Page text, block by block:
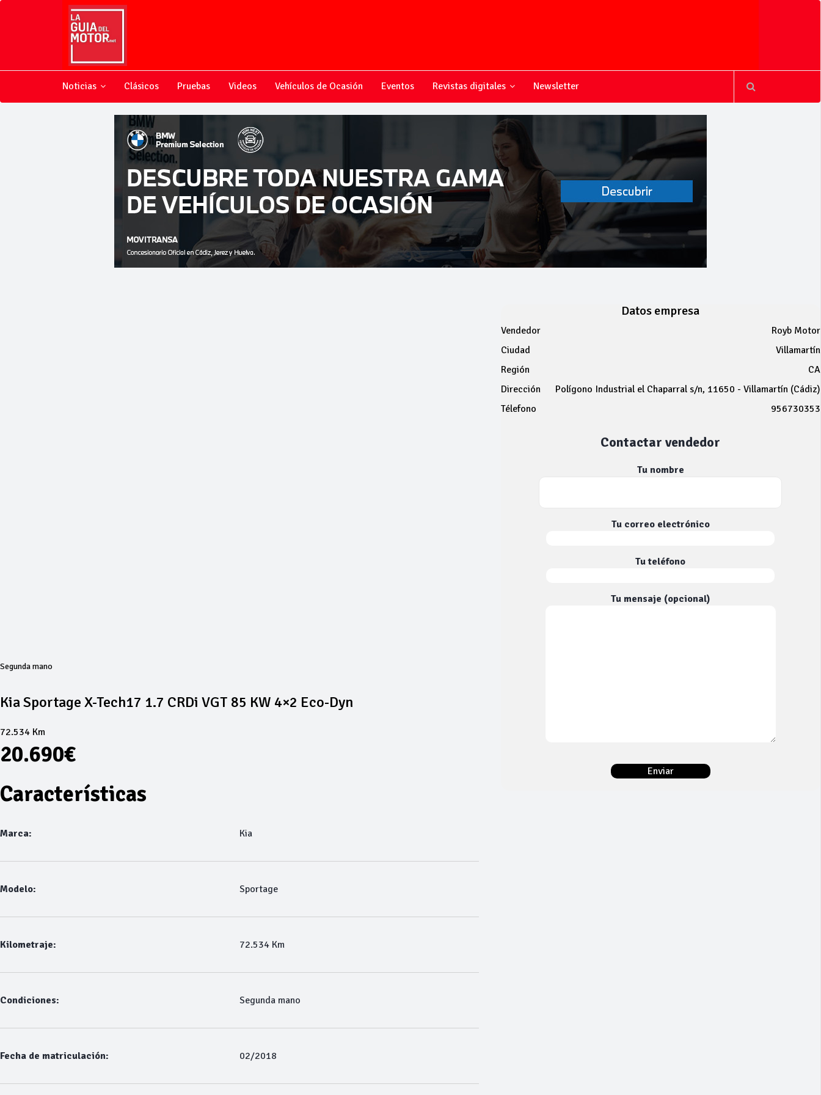
Noticias Clásicos Pruebas Videos Vehículos de Ocasión Eventos Revistas digitales Newsletter
Segunda mano
Kia Sportage X-Tech17 1.7 CRDi VGT 85 KW 4×2 Eco-Dyn
72.534 Km
20.690€
Características
Marca: Kia
Modelo: Sportage
Kilometraje: 72.534 Km
Condiciones: Segunda mano
Fecha de matriculación: 02/2018
Datos empresa
Vendedor
Royb Motor
Ciudad
Villamartín
Región
CA
Dirección
Polígono Industrial el Chaparral s/n, 11650 - Villamartín (Cádiz)
Télefono
956730353
Contactar vendedor
Tu nombre
Tu correo electrónico
Tu teléfono
Tu mensaje (opcional)